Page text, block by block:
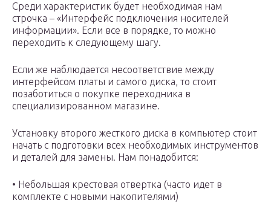
Среди характеристик будет необходимая нам
строчка – «Интерфейс подключения носителей
информации». Если все в порядке, то можно
переходить к следующему шагу.
Если же наблюдается несоответствие между
интерфейсом платы и самого диска, то стоит
позаботиться о покупке переходника в
специализированном магазине.
Установку второго жесткого диска в компьютер стоит
начать с подготовки всех необходимых инструментов
и деталей для замены. Нам понадобится:
• Небольшая крестовая отвертка (часто идет в
комплекте с новыми накопителями)